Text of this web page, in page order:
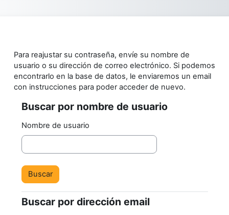
Para reajustar su contraseña, envíe su nombre de
usuario o su dirección de correo electrónico. Si podemos
encontrarlo en la base de datos, le enviaremos un email
con instrucciones para poder acceder de nuevo.
Buscar por nombre de usuario
Buscar por nombre de usuario
Nombre de usuario
Buscar por dirección email
Buscar por dirección email